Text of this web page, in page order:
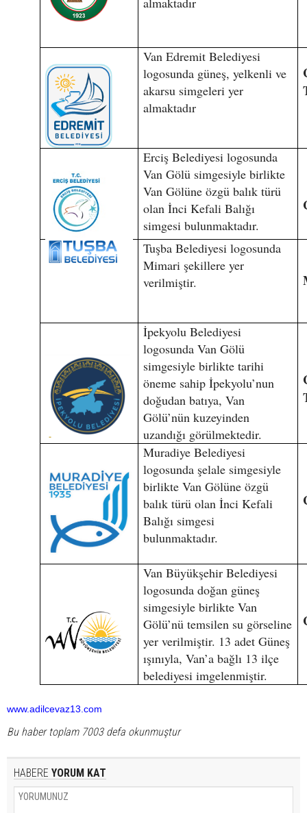
Van Edremit Belediyesi
logosunda güneş, yelkenli ve
akarsu simgeleri yer
almaktadır
Erciş Belediyesi logosunda
Van Gölü simgesiyle birlikte
Van Gölüne özgü balık türü
olan İnci Kefali Balığı
simgesi bulunmaktadır.
Tuşba Belediyesi logosunda
Mimari şekillere yer
verilmiştir.
İpekyolu Belediyesi
logosunda Van Gölü
simgesiyle birlikte tarihi
öneme sahip İpekyolu’nun
doğudan batıya, Van
Gölü’nün kuzeyinden
uzandığı görülmektedir.
Muradiye Belediyesi
logosunda şelale simgesiyle
birlikte Van Gölüne özgü
balık türü olan İnci Kefali
Balığı simgesi
bulunmaktadır.
Van Büyükşehir Belediyesi
logosunda doğan güneş
simgesiyle birlikte Van
Gölü’nü temsilen su görseline
yer verilmiştir. 13 adet Güneş
ışınıyla, Van’a bağlı 13 ilçe
belediyesi imgelenmiştir.
www.adilcevaz13.com
Bu haber toplam 7003 defa okunmuştur
HABERE YORUM KAT